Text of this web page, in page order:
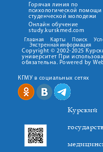
Горячая линия по
психологической помощи
студенческой молодежи
Онлайн обучение
study.kurskmed.com
Главная Карты Поиск
Экстренная информация
Copyright © 2002-2025
университет При
обязательна. Powered by
КГМУ в социальных сетях
Курский